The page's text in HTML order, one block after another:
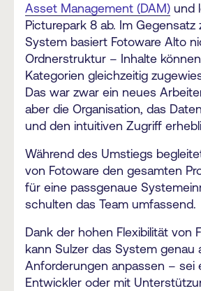
Asset Management (DAM) und
Picturepark 8 ab. Im Gegensatz
System basiert Fotoware Alto
Ordnerstruktur – Inhalte
Kategorien gleichzeitig
Das war zwar ein neues
aber die Organisation, das
und den intuitiven Zugriff
Während des Umstiegs
von Fotoware den gesamten
für eine passgenaue
schulten das Team umfassend.
Dank der hohen Flexibilität von
kann Sulzer das System genau
Anforderungen anpassen – sei
Entwickler oder mit